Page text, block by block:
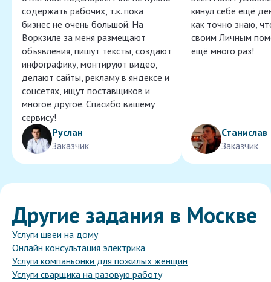
содержать рабочих, т.к. пока
бизнес не очень большой. На
Воркзиле за меня размещают
объявления, пишут тексты, создают
инфографику, монтируют видео,
делают сайты, рекламу в яндексе и
соцсетях, ищут поставщиков и
многое другое. Спасибо вашему
сервису!
Руслан
Заказчик
кинул себе ещё
как точно знаю,
своим Личным
ещё много раз!
Станислав
Заказчик
Другие задания в Москве
Услуги швеи на дому
Онлайн консультация электрика
Услуги компаньонки для пожилых женщин
Услуги сварщика на разовую работу